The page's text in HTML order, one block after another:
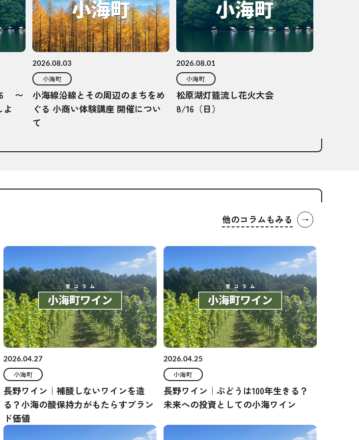
〜
よ
2026.08.03
小海町
小海線沿線とその周辺のまちをめ
ぐる 小商い体験講座 開催につい
て
2026.08.01
小海町
松原湖灯籠流し花火大会
8/16（日）
他のコラムもみる →
2026.04.27
小海町
長野ワイン｜補酸しないワインを造
る？小海の酸保持力がもたらすブラン
ド価値
2026.04.25
小海町
長野ワイン｜ぶどうは100年生きる？
未来への投資としての小海ワイン